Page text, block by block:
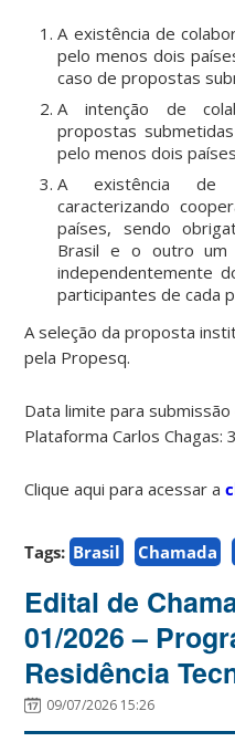
A existência de
pelo menos dois
caso de propostas
A intenção de
propostas
pelo menos dois
A existência de
caracterizando
países, sendo
Brasil e o outro um
independentemente
participantes de cada
A seleção da proposta
pela Propesq.
Data limite para
Plataforma Carlos Chagas:
Clique aqui para acessar a
Tags: Brasil Chamada
Edital de
01/2026 –
Residência
09/07/2026 15:26